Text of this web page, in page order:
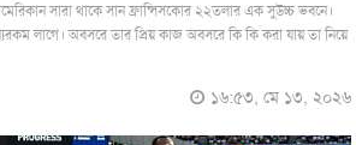
সারা থাকে সান ফ্রান্সিসকোর ২২তলার এক সুউচ্চ ভবনে।
লাগে। অবসরে তার প্রিয় কাজ অবসরে কি কি করা যায় তা নিয়ে
১৬:৫৩, মে ১৩, ২০২৬